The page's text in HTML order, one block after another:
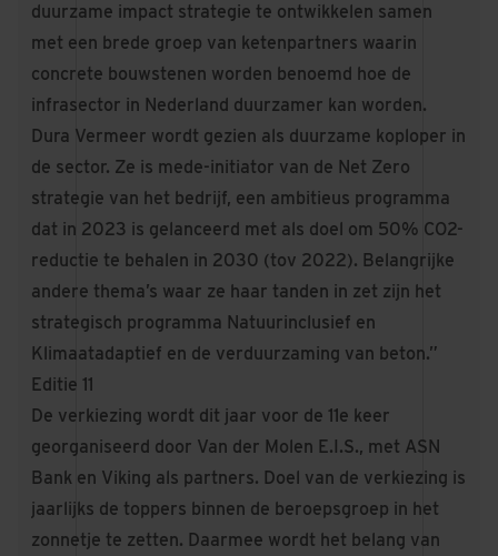
duurzame impact strategie te ontwikkelen samen
met een brede groep van ketenpartners waarin
concrete bouwstenen worden benoemd hoe de
infrasector in Nederland duurzamer kan worden.
Dura Vermeer wordt gezien als duurzame koploper in
de sector. Ze is mede-initiator van de Net Zero
strategie van het bedrijf, een ambitieus programma
dat in 2023 is gelanceerd met als doel om 50% CO2-
reductie te behalen in 2030 (tov 2022). Belangrijke
andere thema’s waar ze haar tanden in zet zijn het
strategisch programma Natuurinclusief en
Klimaatadaptief en de verduurzaming van beton.”
Editie 11
De verkiezing wordt dit jaar voor de 11e keer
georganiseerd door Van der Molen E.I.S., met ASN
Bank en Viking als partners. Doel van de verkiezing is
jaarlijks de toppers binnen de beroepsgroep in het
zonnetje te zetten. Daarmee wordt het belang van